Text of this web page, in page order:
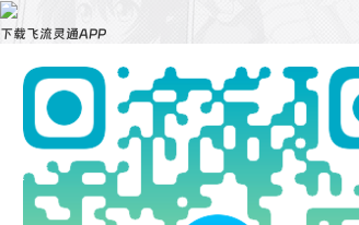
下载飞流灵通APP